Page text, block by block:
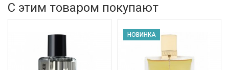
С этим товаром покупают
НОВИНКА